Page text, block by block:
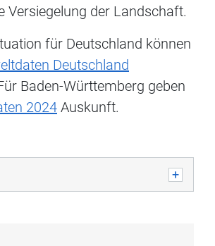
Versiegelung der Landschaft.
für Deutschland können
Deutschland
Baden-Württemberg geben
2024 Auskunft.